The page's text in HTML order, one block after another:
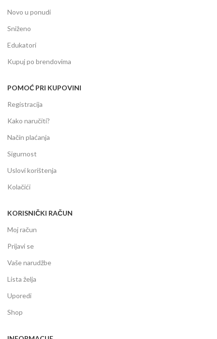
Novo u ponudi
Sniženo
Edukatori
Kupuj po brendovima
POMOĆ PRI KUPOVINI
Registracija
Kako naručiti?
Način plaćanja
Sigurnost
Uslovi korištenja
Kolačići
KORISNIČKI RAČUN
Moj račun
Prijavi se
Vaše narudžbe
Lista želja
Uporedi
Shop